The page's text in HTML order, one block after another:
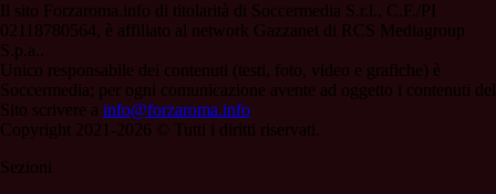
Il sito Forzaroma.info di titolarità di Soccermedia S.r.l., C.F./PI
02118780564, è affiliato al network Gazzanet di RCS Mediagroup
S.p.a..
Unico responsabile dei contenuti (testi, foto, video e grafiche) è
Soccermedia; per ogni comunicazione avente ad oggetto i contenuti del
Sito scrivere a info@forzaroma.info
Copyright 2021-2026 © Tutti i diritti riservati.
Sezioni